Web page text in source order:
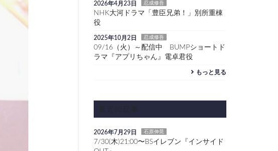
2026年4月23日 忍成修吾
NHK大河ドラマ「豊臣兄弟！」別所重棟
役
2025年10月2日 忍成修吾
09/16（火）～配信中 BUMPショートド
ラマ『アプリちゃん』電卓君役
もっと見る
最近の記事
2026年7月29日 石原伸晃
7/30(木)21:00〜BSイレブン『インサイド